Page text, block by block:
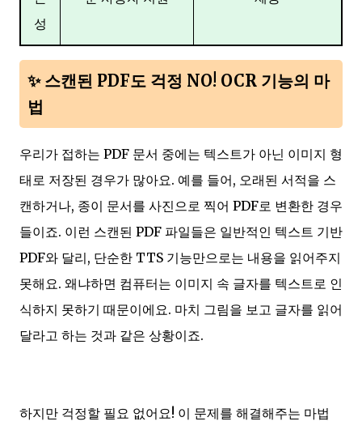
성
✨ 스캔된 PDF도 걱정 NO! OCR 기능의 마
법
우리가 접하는 PDF 문서 중에는 텍스트가 아닌 이미지 형
태로 저장된 경우가 많아요. 예를 들어, 오래된 서적을 스
캔하거나, 종이 문서를 사진으로 찍어 PDF로 변환한 경우
들이죠. 이런 스캔된 PDF 파일들은 일반적인 텍스트 기반
PDF와 달리, 단순한 TTS 기능만으로는 내용을 읽어주지
못해요. 왜냐하면 컴퓨터는 이미지 속 글자를 텍스트로 인
식하지 못하기 때문이에요. 마치 그림을 보고 글자를 읽어
달라고 하는 것과 같은 상황이죠.
하지만 걱정할 필요 없어요! 이 문제를 해결해주는 마법